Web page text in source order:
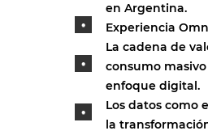
en Argentina.
Experiencia
La cadena de
consumo
enfoque digital.
Los datos como
la